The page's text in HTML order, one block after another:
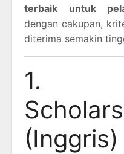
terbaik untuk
dengan cakupan,
diterima semakin
1.
(Inggris)